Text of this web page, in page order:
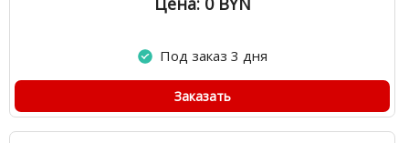
Под заказ 3 дня
Заказать